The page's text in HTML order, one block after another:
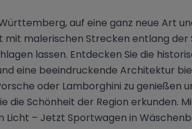
auf eine ganz neue Art
malerischen Strecken entlang
lassen. Entdecken Sie die
eine beeindruckende Architektur
oder Lamborghini zu genießen
die Schönheit der Region erkunden.
Licht – Jetzt Sportwagen in